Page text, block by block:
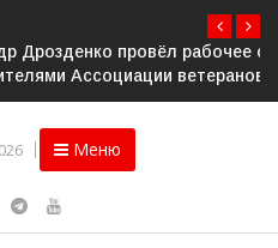
рабочее совещание с
ветеранов СВО
Меню